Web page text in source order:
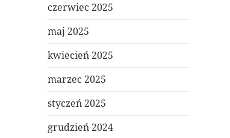
czerwiec 2025
maj 2025
kwiecień 2025
marzec 2025
styczeń 2025
grudzień 2024